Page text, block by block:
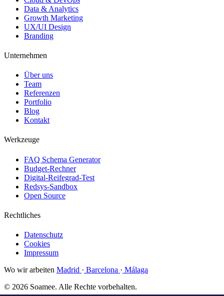
Data & Analytics
Growth Marketing
UX/UI Design
Branding
Unternehmen
Über uns
Team
Referenzen
Portfolio
Blog
Kontakt
Werkzeuge
FAQ Schema Generator
Budget-Rechner
Digital-Reifegrad-Test
Redsys-Sandbox
Open Source
Rechtliches
Datenschutz
Cookies
Impressum
Wo wir arbeiten Madrid · Barcelona · Málaga
© 2026 Soamee. Alle Rechte vorbehalten.